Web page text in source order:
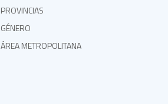
PROVINCIAS
GÉNERO
ÁREA METROPOLITANA